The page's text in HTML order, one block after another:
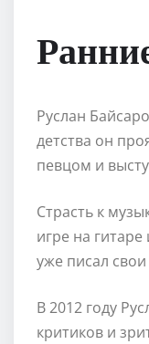
Руслан
детства он
певцом и
Страсть к
игре на
уже писал
В 2012 году
критиков и